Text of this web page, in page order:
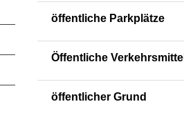
öffentliche Parkplätze
Öffentliche Verkehrsmittel
öffentlicher Grund